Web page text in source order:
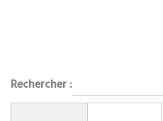
Rechercher :